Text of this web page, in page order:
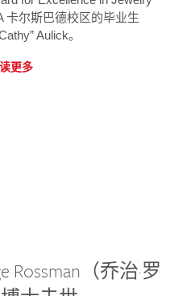
卡尔斯巴德校区的毕业生
Aulick。
更多
Rossman（乔治·罗